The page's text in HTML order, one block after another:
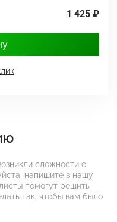
1 425 ₽
сложности с
напишите в нашу
помогут решить
так, чтобы вам было